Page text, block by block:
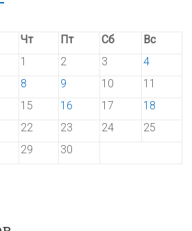
Чт Пт Сб
Вс
1
2 3
4
8 9 10
11
15 16 17
18
22 23 24
25
29 30